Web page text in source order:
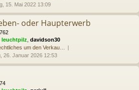
15. Mai 2022 13:09
oder Haupterwerb
762
leuchtpilz davidson30
um den Verkau…
26. Januar 2026 12:53
74